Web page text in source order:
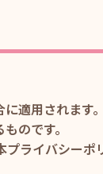
適用されます
のです。
ライバシーポ